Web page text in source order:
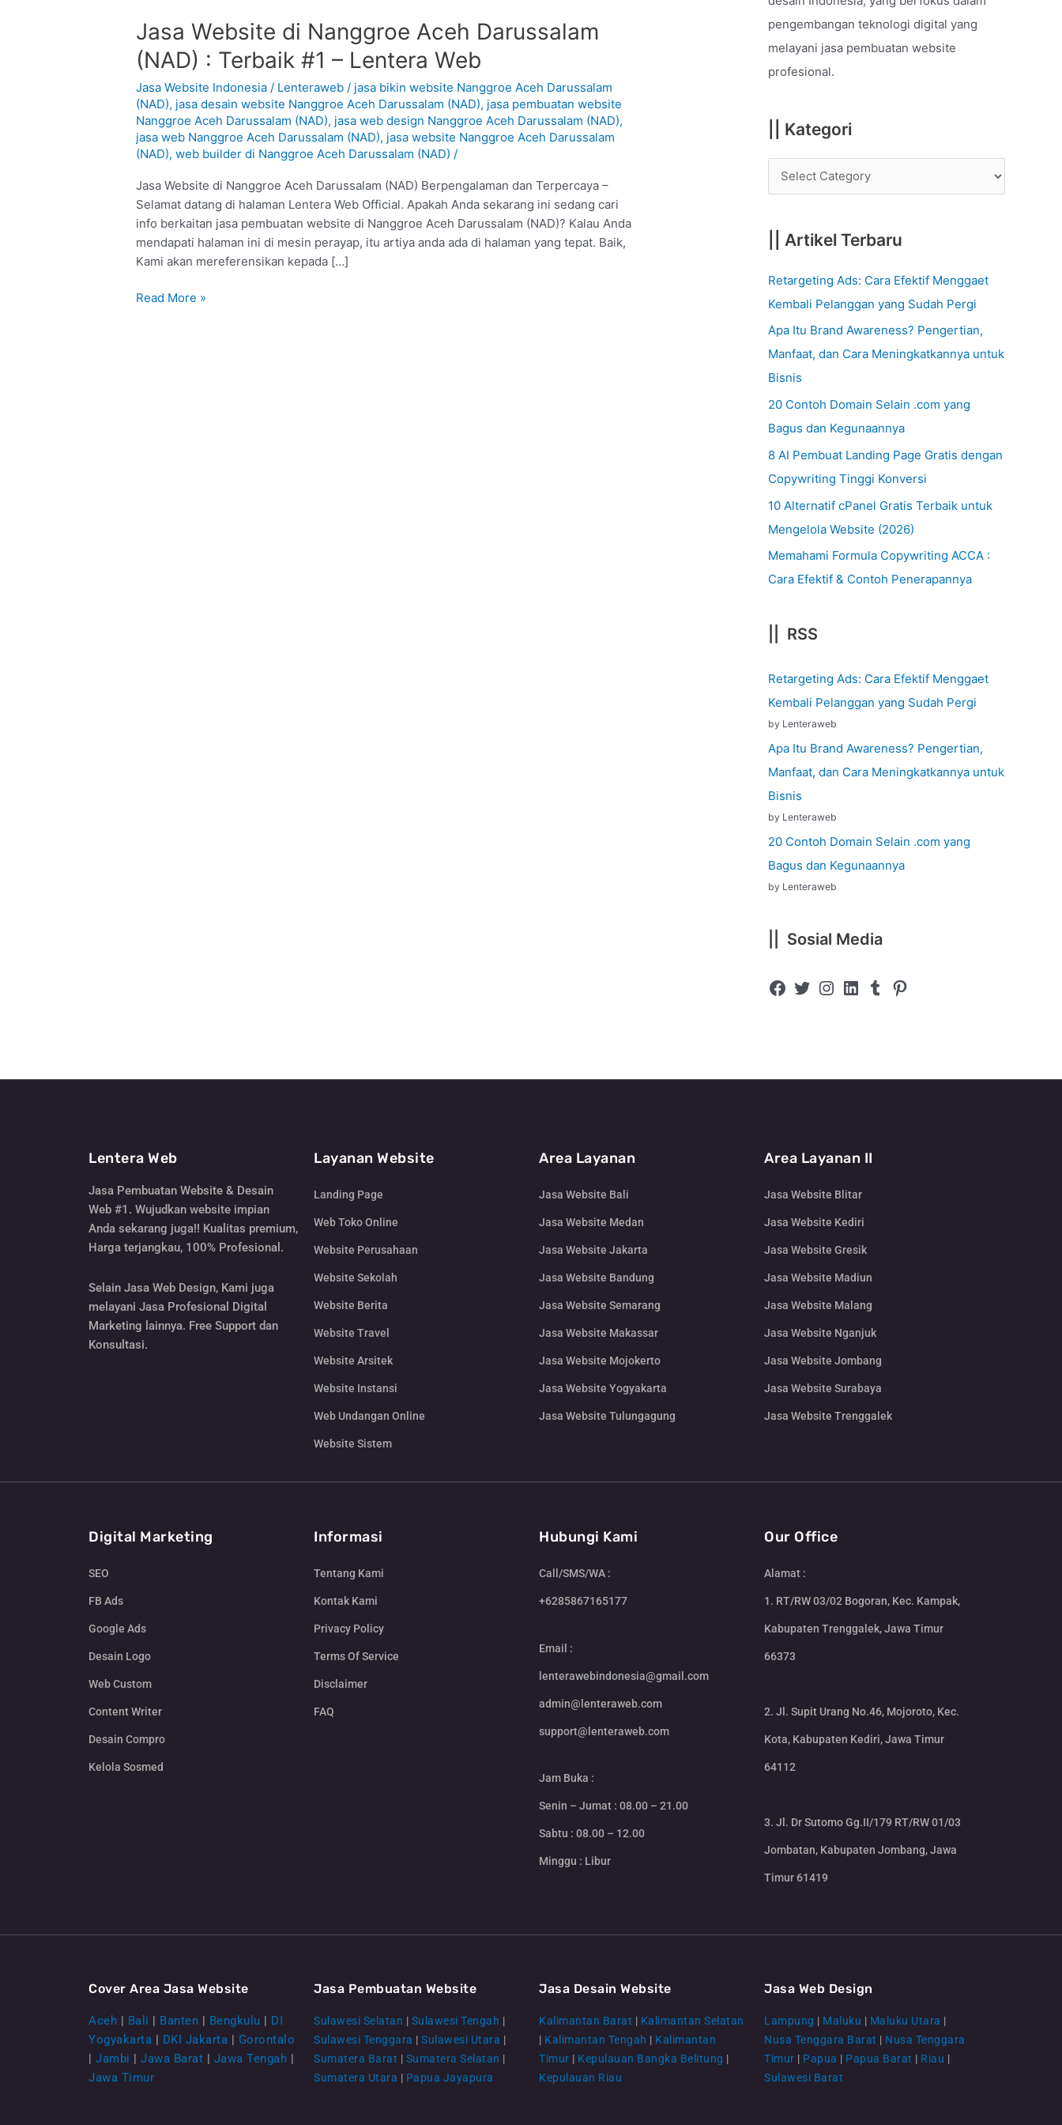
Jasa Website di Nanggroe Aceh Darussalam
(NAD) : Terbaik #1 – Lentera Web
Jasa Website Indonesia / Lenteraweb/ jasa bikin website Nanggroe Aceh Darussalam
(NAD), jasa desain website Nanggroe Aceh Darussalam (NAD), jasa pembuatan website
Nanggroe Aceh Darussalam (NAD), jasa web design Nanggroe Aceh Darussalam (NAD),
jasa web Nanggroe Aceh Darussalam (NAD), jasa website Nanggroe Aceh Darussalam
(NAD),web builder di Nanggroe Aceh Darussalam (NAD) /
Jasa Website di Nanggroe Aceh Darussalam (NAD) Berpengalaman dan Terpercaya –
Selamat datang di halaman Lentera Web Official. Apakah Anda sekarang ini sedang cari
info berkaitan jasa pembuatan website di Nanggroe Aceh Darussalam (NAD)? Kalau Anda
mendapati halaman ini di mesin perayap, itu artiya anda ada di halaman yang tepat. Baik,
Kami akan mereferensikan kepada […]
Jasa
Website
di
Nanggroe
Aceh
Darussalam
(NAD)
:
Terbaik
#1
–
Lentera
Web
Read More »
o
r
:
pengembangan teknologi digital yang
melayani jasa pembuatan website
profesional.
|| Kategori
|| Artikel Terbaru
Retargeting Ads: Cara Efektif Menggaet
Kembali Pelanggan yang Sudah Pergi
Apa Itu Brand Awareness? Pengertian,
Manfaat, dan Cara Meningkatkannya untuk
Bisnis
20 Contoh Domain Selain .com yang
Bagus dan Kegunaannya
8 AI Pembuat Landing Page Gratis dengan
Copywriting Tinggi Konversi
10 Alternatif cPanel Gratis Terbaik untuk
Mengelola Website (2026)
Memahami Formula Copywriting ACCA :
Cara Efektif & Contoh Penerapannya
|| RSS
Retargeting Ads: Cara Efektif Menggaet
Kembali Pelanggan yang Sudah Pergi
by Lenteraweb
Apa Itu Brand Awareness? Pengertian,
Manfaat, dan Cara Meningkatkannya untuk
Bisnis
by Lenteraweb
20 Contoh Domain Selain .com yang
Bagus dan Kegunaannya
by Lenteraweb
|| Sosial Media
Lentera Web
Jasa Pembuatan Website & Desain
Web #1. Wujudkan website impian
Anda sekarang juga!! Kualitas premium,
Harga terjangkau, 100% Profesional.
Selain Jasa Web Design, Kami juga
melayani Jasa Profesional Digital
Marketing lainnya. Free Support dan
Konsultasi.
Layanan Website
Landing Page
Web Toko Online
Website Perusahaan
Website Sekolah
Website Berita
Website Travel
Website Arsitek
Website Instansi
Web Undangan Online
Website Sistem
Area Layanan
Jasa Website Bali
Jasa Website Medan
Jasa Website Jakarta
Jasa Website Bandung
Jasa Website Semarang
Jasa Website Makassar
Jasa Website Mojokerto
Jasa Website Yogyakarta
Jasa Website Tulungagung
Area Layanan II
Jasa Website Blitar
Jasa Website Kediri
Jasa Website Gresik
Jasa Website Madiun
Jasa Website Malang
Jasa Website Nganjuk
Jasa Website Jombang
Jasa Website Surabaya
Jasa Website Trenggalek
Digital Marketing
SEO
FB Ads
Google Ads
Desain Logo
Web Custom
Content Writer
Desain Compro
Kelola Sosmed
Informasi
Tentang Kami
Kontak Kami
Privacy Policy
Terms Of Service
Disclaimer
FAQ
Hubungi Kami
Call/SMS/WA :
+6285867165177
Email :
lenterawebindonesia@gmail.com
admin@lenteraweb.com
support@lenteraweb.com
Jam Buka :
Senin – Jumat : 08.00 – 21.00
Sabtu : 08.00 – 12.00
Minggu : Libur
Our Office
Alamat :
1. RT/RW 03/02 Bogoran, Kec. Kampak,
Kabupaten Trenggalek, Jawa Timur
66373
2. Jl. Supit Urang No.46, Mojoroto, Kec.
Kota, Kabupaten Kediri, Jawa Timur
64112
3. Jl. Dr Sutomo Gg.II/179 RT/RW 01/03
Jombatan, Kabupaten Jombang, Jawa
Timur 61419
Cover Area Jasa Website
Aceh | Bali | Banten | Bengkulu | DI
Yogyakarta | DKI Jakarta | Gorontalo
| Jambi | Jawa Barat | Jawa Tengah |
Jawa Timur
Jasa Pembuatan Website
Sulawesi Selatan | Sulawesi Tengah |
Sulawesi Tenggara | Sulawesi Utara |
Sumatera Barat | Sumatera Selatan |
Sumatera Utara | Papua Jayapura
Jasa Desain Website
Kalimantan Barat | Kalimantan Selatan
| Kalimantan Tengah | Kalimantan
Timur | Kepulauan Bangka Belitung |
Kepulauan Riau
Jasa Web Design
Lampung | Maluku | Maluku Utara |
Nusa Tenggara Barat | Nusa Tenggara
Timur | Papua | Papua Barat | Riau |
Sulawesi Barat